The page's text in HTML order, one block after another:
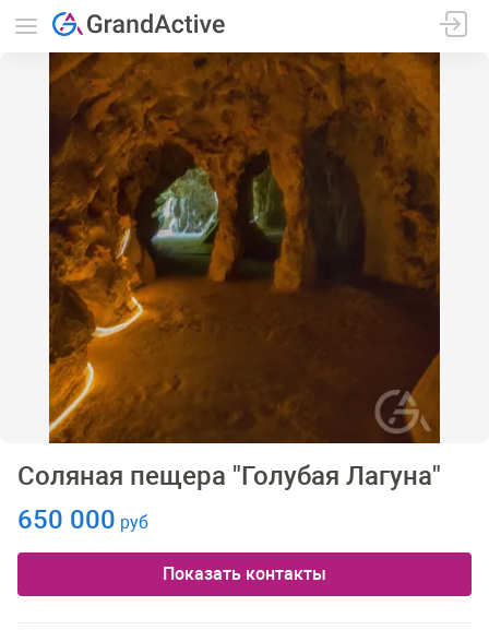
Соляная пещера "Голубая Лагуна"
650 000 руб
Показать контакты